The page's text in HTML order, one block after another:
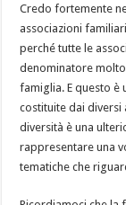
Credo fortemente
associazioni
perché tutte le
denominatore
famiglia. E questo è
costituite dai diversi
diversità è una
rappresentare una
tematiche che